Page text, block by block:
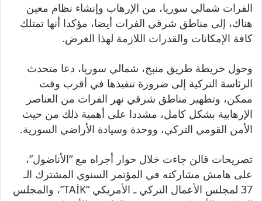
الفرات شمالي سوريا، من الإرهاب وإنشاء نظام معين
هناك، إلى مناطق شرقي الفرات أيضا، مؤكدا أنها تمتلك
كافة الإمكانات والقدرات اللازمة لهذا الغرض.
وحول خريطة طريق منبج، شمالي سوريا، دعا متحدث
الرئاسة التركية إلى ضرورة تنفيذها في أقرب وقت
ممكن، وتطهير مناطق شرقي نهر الفرات من العناصر
الإرهابية بشكل كامل، مشددا على أهمية ذلك من حيث
الأمن القومي التركي، ووحدة وسيادة الأراضي السورية.
تصريحات قالن جاءت خلال حوار أجراه مع “الأناضول”،
على هامش مشاركته في المؤتمر السنوي المشترك الـ
37 لمجلس الأعمال التركي ـ الأمريكي “TAİK”، والمجلس